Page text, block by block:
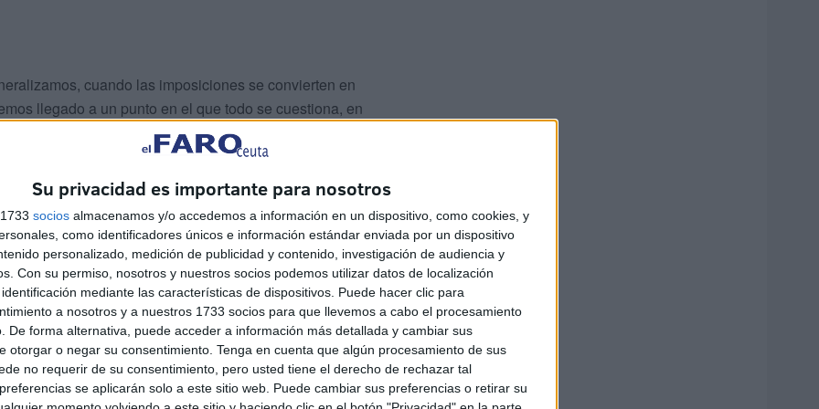
Su privacidad es importante para nosotros
socios almacenamos y/o accedemos a información en un dispositivo, como cookies, y
como identificadores únicos e información estándar enviada por un dispositivo
personalizado, medición de publicidad y contenido, investigación de audiencia y
Con su permiso, nosotros y nuestros socios podemos utilizar datos de localización
mediante las características de dispositivos. Puede hacer clic para
a nosotros y a nuestros 1733 socios para que llevemos a cabo el procesamiento
De forma alternativa, puede acceder a información más detallada y cambiar sus
otorgar o negar su consentimiento. Tenga en cuenta que algún procesamiento de sus
no requerir de su consentimiento, pero usted tiene el derecho de rechazar tal
se aplicarán solo a este sitio web. Puede cambiar sus preferencias o retirar su
cuando las imposiciones se convierten en
llegado a un punto en el que todo se cuestiona, en
en que los salvadores barriobajeros se creen con el
cuáles son los modos y maneras de vivir aceptables y
tener.
como causantes del mismo es de cobardes,
de cobardes disfrazados de héroes que solo